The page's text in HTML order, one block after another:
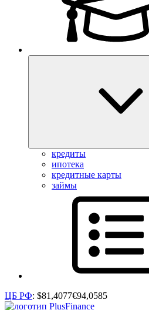
кредиты
ипотека
кредитные карты
займы
ЦБ РФ: $81,4077€94,0585